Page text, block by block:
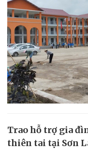
Trao hỗ trợ gia
thiên tai tại Sơn